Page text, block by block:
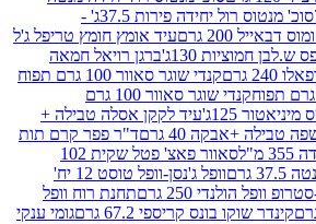
סוכ' מנטוס רול יחידה פירות 37.5ג' -
עיד אומץ חומץ טריפל ג'ל
130ג'
ברגן רויאל חמאה
קנדי שוגר סאוור 100 גרם תפוח
קנדי שוגר סאוור 100 גרם
עיד לקקן אסלה טבילה +
40 גרם
ד"ר פפר קרם תות
סאוור פאצ' פטל שקית 102
וופל ג'נסן-וופל טוסט 12 יח'
250 גרם
תחנת רוח וופל
קריספי 67.2 גרם
גומי ענקי